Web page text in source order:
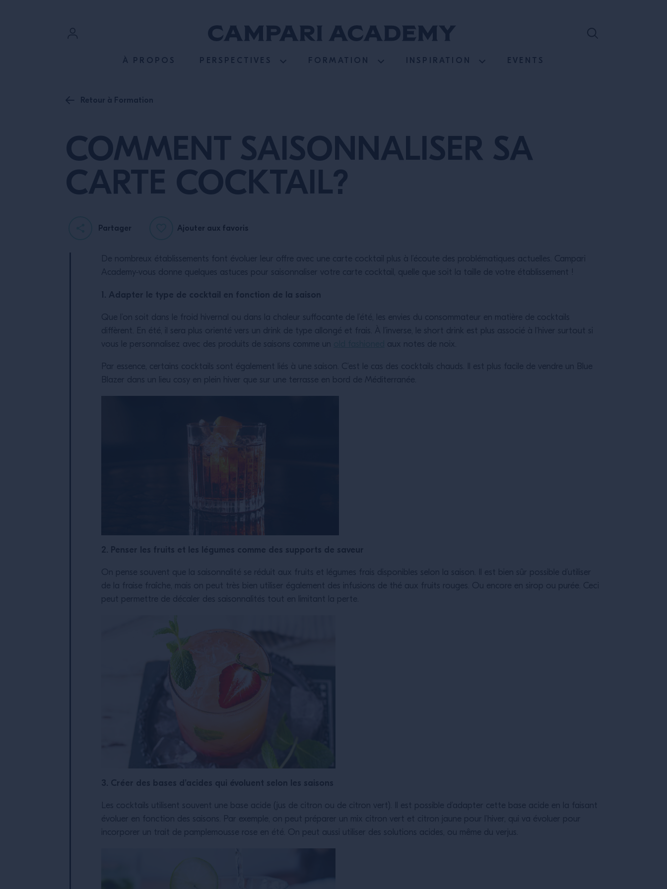
À PROPOS PERSPECTIVES FORMATION INSPIRATION EVENTS
Retour à Formation
COMMENT SAISONNALISER SA
CARTE COCKTAIL?
Partager Ajouter aux favoris
De nombreux établissements font évoluer leur offre avec une carte cocktail plus à l’écoute des problématiques actuelles. Campari
Academy vous donne quelques astuces pour saisonnaliser votre carte cocktail, quelle que soit la taille de votre établissement !
1. Adapter le type de cocktail en fonction de la saison
Que l’on soit dans le froid hivernal ou dans la chaleur suffocante de l’été, les envies du consommateur en matière de cocktails
diffèrent. En été, il sera plus orienté vers un drink de type allongé et frais. À l’inverse, le short drink est plus associé à l’hiver surtout si
vous le personnalisez avec des produits de saisons comme un
aux notes de noix.
Par essence, certains cocktails sont également liés à une saison. C’est le cas des cocktails chauds. Il est plus facile de vendre un Blue
Blazer dans un lieu cosy en plein hiver que sur une terrasse en bord de Méditerranée.
2. Penser les fruits et les légumes comme des supports de saveur
On pense souvent que la saisonnalité se réduit aux fruits et légumes frais disponibles selon la saison. Il est bien sûr possible d’utiliser
de la fraise fraîche, mais on peut très bien utiliser également des infusions de thé aux fruits rouges. Ou encore en sirop ou purée. Ceci
peut permettre de décaler des saisonnalités tout en limitant la perte.
3. Créer des bases d’acides qui évoluent selon les saisons
Les cocktails utilisent souvent une base acide (jus de citron ou de citron vert). Il est possible d’adapter cette base acide en la faisant
évoluer en fonction des saisons. Par exemple, on peut préparer un mix citron vert et citron jaune pour l’hiver, qui va évoluer pour
incorporer un trait de pamplemousse rose en été. On peut aussi utiliser des solutions acides, ou même du verjus.